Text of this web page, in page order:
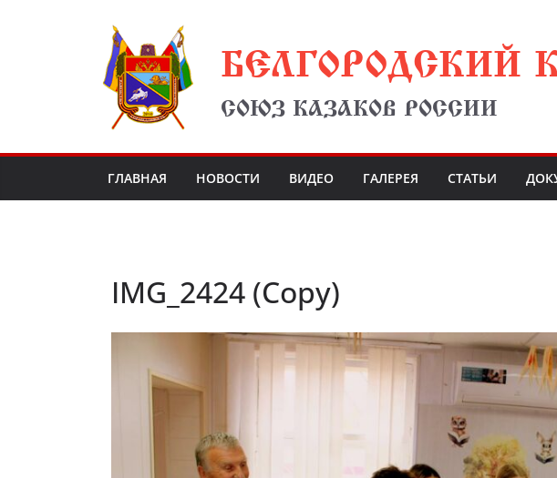
БЕЛГОРОДСКИЙ
СОЮЗ КАЗАКОВ РОССИИ
ГЛАВНАЯ НОВОСТИ ВИДЕО ГАЛЕРЕЯ СТАТЬИ
IMG_2424 (Copy)